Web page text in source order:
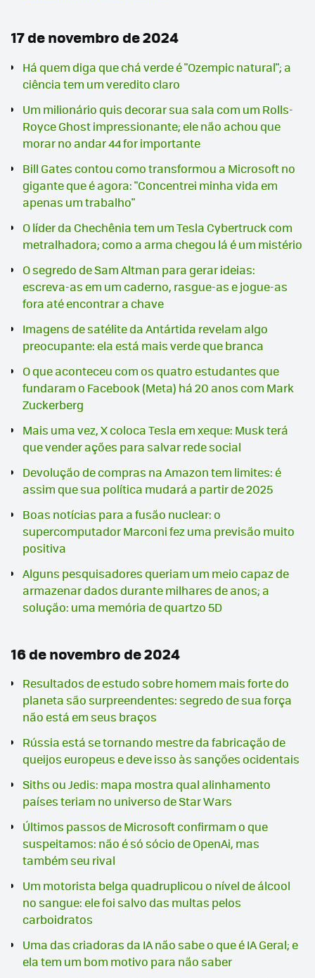
17 de novembro de 2024
Há quem diga que chá verde é "Ozempic natural"; a
ciência tem um veredito claro
Um milionário quis decorar sua sala com um Rolls-
Royce Ghost impressionante; ele não achou que
morar no andar 44 for importante
Bill Gates contou como transformou a Microsoft no
gigante que é agora: "Concentrei minha vida em
apenas um trabalho"
O líder da Chechênia tem um Tesla Cybertruck com
metralhadora; como a arma chegou lá é um mistério
O segredo de Sam Altman para gerar ideias:
escreva-as em um caderno, rasgue-as e jogue-as
fora até encontrar a chave
Imagens de satélite da Antártida revelam algo
preocupante: ela está mais verde que branca
O que aconteceu com os quatro estudantes que
fundaram o Facebook (Meta) há 20 anos com Mark
Zuckerberg
Mais uma vez, X coloca Tesla em xeque: Musk terá
que vender ações para salvar rede social
Devolução de compras na Amazon tem limites: é
assim que sua política mudará a partir de 2025
Boas notícias para a fusão nuclear: o
supercomputador Marconi fez uma previsão muito
positiva
Alguns pesquisadores queriam um meio capaz de
armazenar dados durante milhares de anos; a
solução: uma memória de quartzo 5D
16 de novembro de 2024
Resultados de estudo sobre homem mais forte do
planeta são surpreendentes: segredo de sua força
não está em seus braços
Rússia está se tornando mestre da fabricação de
queijos europeus e deve isso às sanções ocidentais
Siths ou Jedis: mapa mostra qual alinhamento
países teriam no universo de Star Wars
Últimos passos de Microsoft confirmam o que
suspeitamos: não é só sócio de OpenAi, mas
também seu rival
Um motorista belga quadruplicou o nível de álcool
no sangue: ele foi salvo das multas pelos
carboidratos
Uma das criadoras da IA não sabe o que é IA Geral; e
ela tem um bom motivo para não saber